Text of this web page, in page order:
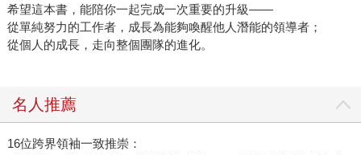
希望這本書，能陪你一起完成一次重要的升級——
從單純努力的工作者，成長為能夠喚醒他人潛能的領導者；
從個人的成長，走向整個團隊的進化。
名人推薦
16位跨界領袖一致推崇：